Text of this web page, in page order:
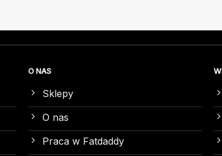
O NAS
Sklepy
O nas
Praca w Fatdaddy